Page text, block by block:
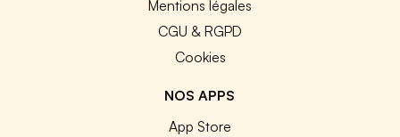
Mentions légales
CGU & RGPD
Cookies
NOS APPS
App Store